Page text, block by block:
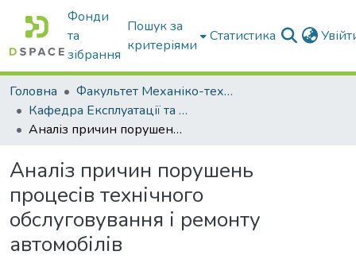
Фонди
та
зібрання
Пошук за
критеріями
Статистика
Головна
Факультет Механіко-технологічний
Кафедра Експлуатації та технічного сервісу машин
Аналіз причин порушень процесів технічного обслуговування і ремонту автомобілів
Аналіз причин порушень
процесів технічного
обслуговування і ремонту
автомобілів